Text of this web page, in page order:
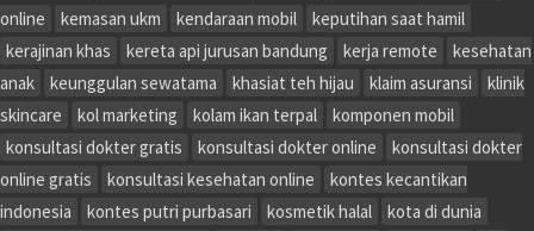
online
kemasan ukm kendaraan mobil
keputihan saat hamil
kerajinan khas
kereta api jurusan bandung kerja remote
kesehatan
anak
keunggulan sewatama khasiat teh hijau klaim asuransi
klinik
skincare
kol marketing kolam ikan terpal
komponen mobil
konsultasi dokter gratis
konsultasi dokter online
konsultasi dokter
online gratis
konsultasi kesehatan online
kontes kecantikan
indonesia
kontes putri purbasari kosmetik halal
kota di dunia